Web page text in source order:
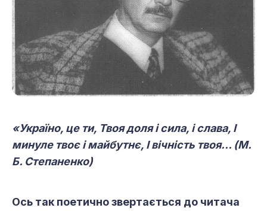
«Україно, це ти, Твоя доля і сила, і слава, І
минуле твоє і майбутнє, І вічність твоя... (М.
Б. Степаненко)
Ось так поетично звертається до читача